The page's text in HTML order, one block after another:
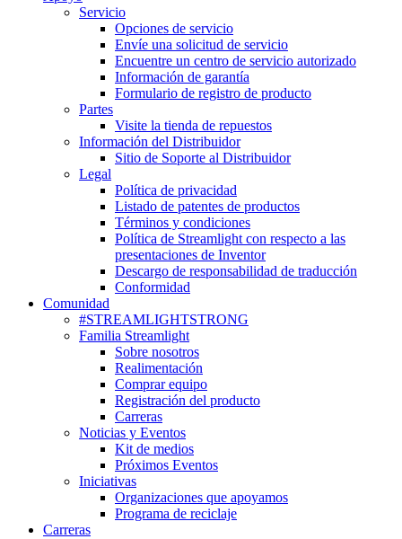
Servicio
Opciones de servicio
Envíe una solicitud de servicio
Encuentre un centro de servicio autorizado
Información de garantía
Formulario de registro de producto
Partes
Visite la tienda de repuestos
Información del Distribuidor
Sitio de Soporte al Distribuidor
Legal
Política de privacidad
Listado de patentes de productos
Términos y condiciones
Política de Streamlight con respecto a las
presentaciones de Inventor
Descargo de responsabilidad de traducción
Conformidad
Comunidad
#STREAMLIGHTSTRONG
Familia Streamlight
Sobre nosotros
Realimentación
Comprar equipo
Registración del producto
Carreras
Noticias y Eventos
Kit de medios
Próximos Eventos
Iniciativas
Organizaciones que apoyamos
Programa de reciclaje
Carreras